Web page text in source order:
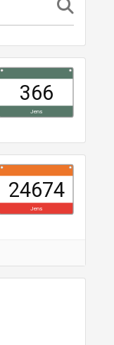
Jens
366
Jens
24674